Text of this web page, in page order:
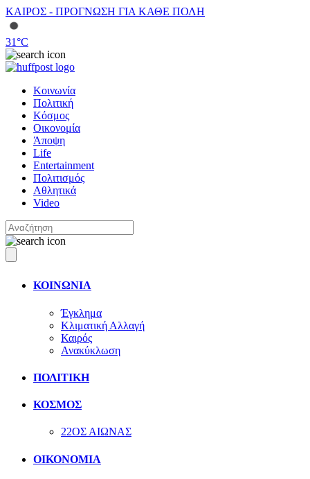
ΚΑΙΡΟΣ - ΠΡΟΓΝΩΣΗ ΓΙΑ ΚΑΘΕ ΠΟΛΗ
31°C
Κοινωνία
Πολιτική
Κόσμος
Οικονομία
Άποψη
Life
Entertainment
Πολιτισμός
Αθλητικά
Video
ΚΟΙΝΩΝΙΑ
Έγκλημα
Κλιματική Αλλαγή
Καιρός
Ανακύκλωση
ΠΟΛΙΤΙΚΗ
ΚΟΣΜΟΣ
22ΟΣ ΑΙΩΝΑΣ
ΟΙΚΟΝΟΜΙΑ